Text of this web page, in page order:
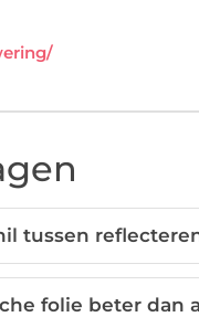
tussen
folie beter dan